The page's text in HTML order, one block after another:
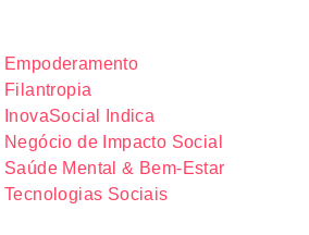
Empoderamento
Filantropia
InovaSocial Indica
Negócio de Impacto Social
Saúde Mental & Bem-Estar
Tecnologias Sociais